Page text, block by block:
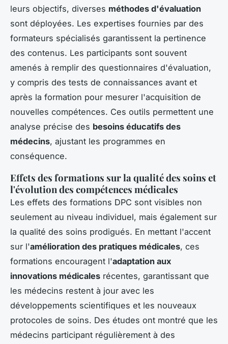
leurs objectifs, diverses méthodes d'évaluation
sont déployées. Les expertises fournies par des
formateurs spécialisés garantissent la pertinence
des contenus. Les participants sont souvent
amenés à remplir des questionnaires d'évaluation,
y compris des tests de connaissances avant et
après la formation pour mesurer l'acquisition de
nouvelles compétences. Ces outils permettent une
analyse précise des besoins éducatifs des
médecins, ajustant les programmes en
conséquence.
Effets des formations sur la qualité des soins et
l'évolution des compétences médicales
Les effets des formations DPC sont visibles non
seulement au niveau individuel, mais également sur
la qualité des soins prodigués. En mettant l'accent
sur l'amélioration des pratiques médicales, ces
formations encouragent l'adaptation aux
innovations médicales récentes, garantissant que
les médecins restent à jour avec les
développements scientifiques et les nouveaux
protocoles de soins. Des études ont montré que les
médecins participant régulièrement à des